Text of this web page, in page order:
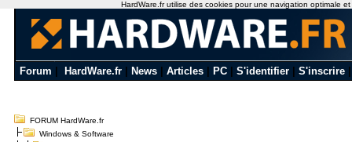
Forum HardWare.fr News Articles PC S'identifier S'inscrire
FORUM HardWare.fr
Windows & Software
HardWare.fr utilise des cookies pour une navigation optimale